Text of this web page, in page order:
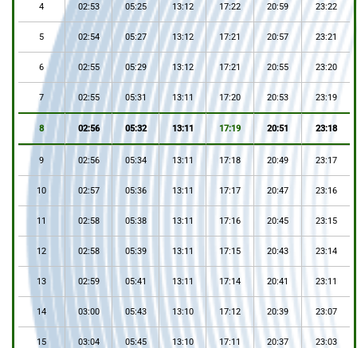
4 02:53 05:25 13:12 17:22 20:59 23:22
5 02:54 05:27 13:12 17:21 20:57 23:21
6 02:55 05:29 13:12 17:21 20:55 23:20
7 02:55 05:31 13:11 17:20 20:53 23:19
8 02:56 05:32 13:11 17:19 20:51 23:18
9 02:56 05:34 13:11 17:18 20:49 23:17
10 02:57 05:36 13:11 17:17 20:47 23:16
11 02:58 05:38 13:11 17:16 20:45 23:15
12 02:58 05:39 13:11 17:15 20:43 23:14
13 02:59 05:41 13:11 17:14 20:41 23:11
14 03:00 05:43 13:10 17:12 20:39 23:07
15 03:04 05:45 13:10 17:11 20:37 23:03